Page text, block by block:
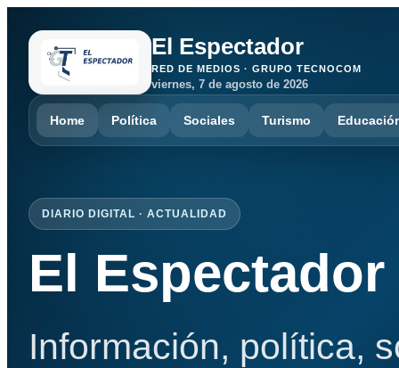
El Espectador
RED DE MEDIOS · GRUPO TECNOCOM
viernes, 7 de agosto de 2026
Home Política Sociales Turismo
DIARIO DIGITAL · ACTUALIDAD
El Espectador
Información, política,